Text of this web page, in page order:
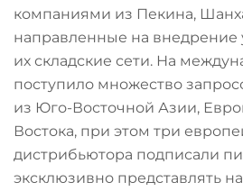
компаниями из Пекина,
направленные на внедрение
их складские сети. На
поступило множество
из Юго-Восточной Азии,
Востока, при этом три
дистрибьютора подписали
эксклюзивно представлять